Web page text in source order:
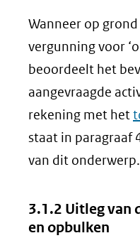
Wanneer op
vergunning voor
beoordeelt het
aangevraagde
rekening met het
staat in paragraaf
van dit onderwerp.
3.1.2 Uitleg van
en opbulken